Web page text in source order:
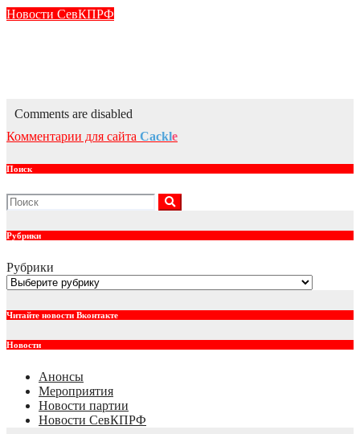
Новости СевКПРФ
Comments are disabled
Комментарии для сайта Cackle
Поиск
Рубрики
Рубрики
Читайте новости Вконтакте
Новости
Анонсы
Мероприятия
Новости партии
Новости СевКПРФ